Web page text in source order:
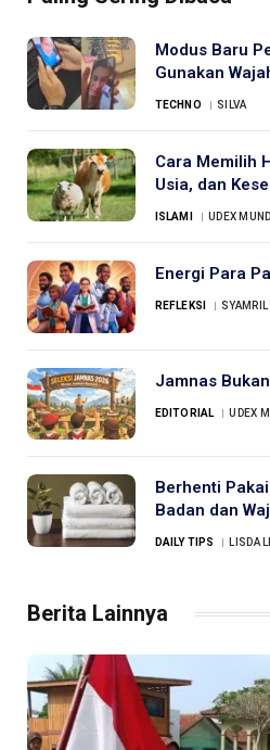
Modus Baru
Gunakan
TECHNO SILVA
Cara Memilih
Usia, dan
Diperhatikan
ISLAMI UDEX
Energi Para
REFLEKSI
Jamnas
EDITORIAL UDEX
Berhenti
Badan dan
DAILY TIPS LISDA
Berita Lainnya